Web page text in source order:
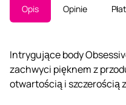
Opis Opinie
Intrygujące body
zachwyci pięknem z
otwartością i szczerością